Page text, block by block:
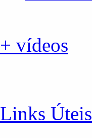
+ vídeos
Links Úteis